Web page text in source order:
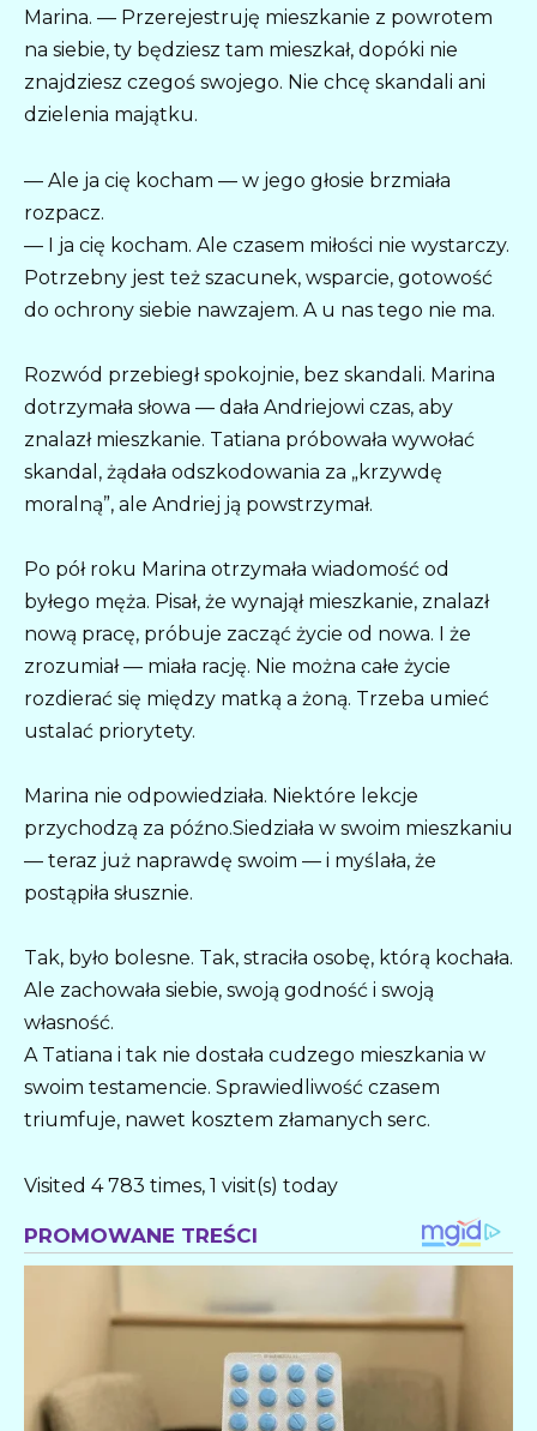
Marina. — Przerejestruję mieszkanie z powrotem
na siebie, ty będziesz tam mieszkał, dopóki nie
znajdziesz czegoś swojego. Nie chcę skandali ani
dzielenia majątku.
— Ale ja cię kocham — w jego głosie brzmiała
rozpacz.
— I ja cię kocham. Ale czasem miłości nie wystarczy.
Potrzebny jest też szacunek, wsparcie, gotowość
do ochrony siebie nawzajem. A u nas tego nie ma.
Rozwód przebiegł spokojnie, bez skandali. Marina
dotrzymała słowa — dała Andriejowi czas, aby
znalazł mieszkanie. Tatiana próbowała wywołać
skandal, żądała odszkodowania za „krzywdę
moralną”, ale Andriej ją powstrzymał.
Po pół roku Marina otrzymała wiadomość od
byłego męża. Pisał, że wynajął mieszkanie, znalazł
nową pracę, próbuje zacząć życie od nowa. I że
zrozumiał — miała rację. Nie można całe życie
rozdierać się między matką a żoną. Trzeba umieć
ustalać priorytety.
Marina nie odpowiedziała. Niektóre lekcje
przychodzą za późno.Siedziała w swoim mieszkaniu
— teraz już naprawdę swoim — i myślała, że
postąpiła słusznie.
Tak, było bolesne. Tak, straciła osobę, którą kochała.
Ale zachowała siebie, swoją godność i swoją
własność.
A Tatiana i tak nie dostała cudzego mieszkania w
swoim testamencie. Sprawiedliwość czasem
triumfuje, nawet kosztem złamanych serc.
Visited 4 783 times, 1 visit(s) today